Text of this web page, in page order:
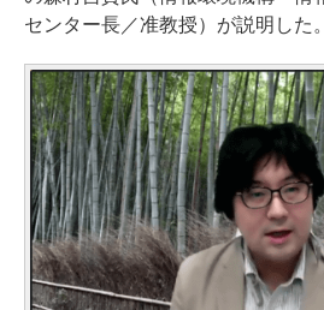
センター長／准教授）が説明した。